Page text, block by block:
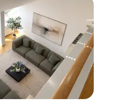
van 5 uit 5, 28 recensies